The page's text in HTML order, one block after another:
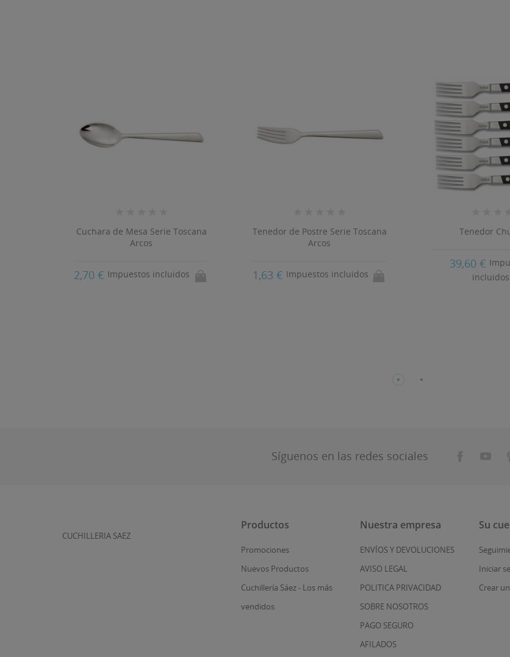
Cuchara de Mesa Serie Toscana
Arcos
2,70 € Impuestos incluidos
Tenedor de Postre Serie Toscana
Arcos
1,63 € Impuestos incluidos
Tenedor
39,60 €
incluidos
Síguenos en las redes sociales
CUCHILLERIA SAEZ
Productos
Promociones
Nuevos Productos
Cuchillería Sáez - Los más
vendidos
Nuestra empresa
ENVÍOS Y DEVOLUCIONES
AVISO LEGAL
POLITICA PRIVACIDAD
SOBRE NOSOTROS
PAGO SEGURO
AFILADOS
Su
Iniciar
Crear